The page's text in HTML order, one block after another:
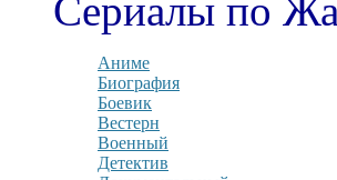
Сериалы по
Аниме
Биография
Боевик
Вестерн
Военный
Детектив